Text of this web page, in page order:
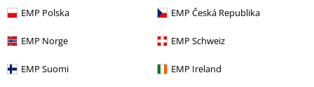
EMP Polska EMP Česká Republika
EMP Norge EMP Schweiz
EMP Suomi EMP Ireland
Jurassic Park
College
Urban Classics
Giacca di mezza
stagione